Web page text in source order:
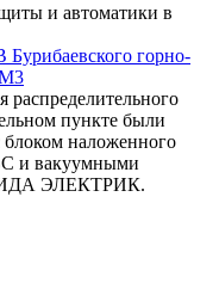
и автоматики в
горно-
М3
распределительного
пункте были
наложенного
и вакуумными
ЭЛЕКТРИК.